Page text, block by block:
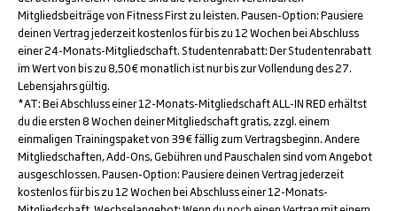
Mitgliedsbeiträge von Fitness First zu leisten. Pausen-Option: Pausiere
deinen Vertrag jederzeit kostenlos für bis zu 12 Wochen bei Abschluss
einer 24-Monats-Mitgliedschaft. Studentenrabatt: Der Studentenrabatt
im Wert von bis zu 8,50€ monatlich ist nur bis zur Vollendung des 27.
Lebensjahrs gültig.
*AT: Bei Abschluss einer 12-Monats-Mitgliedschaft ALL-IN RED erhältst
du die ersten 8 Wochen deiner Mitgliedschaft gratis, zzgl. einem
einmaligen Trainingspaket von 39€ fällig zum Vertragsbeginn. Andere
Mitgliedschaften, Add-Ons, Gebühren und Pauschalen sind vom Angebot
ausgeschlossen. Pausen-Option: Pausiere deinen Vertrag jederzeit
kostenlos für bis zu 12 Wochen bei Abschluss einer 12-Monats-